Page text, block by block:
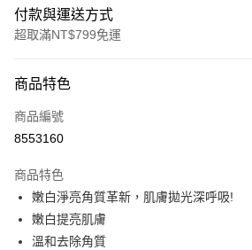
付款與運送方式
超取滿NT$799免運
信用卡一次付款
超商取貨付款
Apple Pay
街口支付
商品特色
商品編號
8553160
商品特色
嫩白淨亮角質革新，肌膚拋光深呼吸!
嫩白提亮肌膚
溫和去除角質